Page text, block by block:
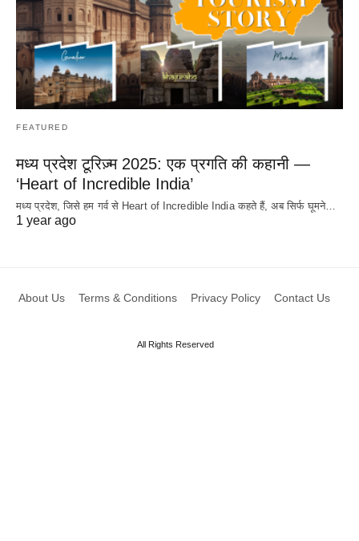
FEATURED
मध्य प्रदेश टूरिज़्म 2025: एक प्रगति की कहानी —
‘Heart of Incredible India’
मध्य प्रदेश, जिसे हम गर्व से Heart of Incredible India कहते हैं, अब सिर्फ घूमने…
1 year ago
About Us Terms & Conditions Privacy Policy Contact Us
All Rights Reserved